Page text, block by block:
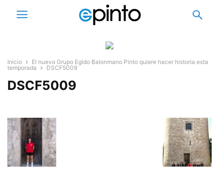
Inicio
El nuevo Grupo Egido Balonmano Pinto quiere hacer historia esta
temporada
DSCF5009
DSCF5009